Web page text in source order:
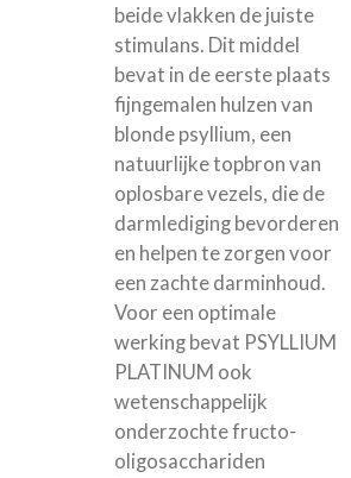
beide vlakken de juiste
stimulans. Dit middel
bevat in de eerste plaats
fijngemalen hulzen van
blonde psyllium, een
natuurlijke topbron van
oplosbare vezels, die de
darmlediging bevorderen
en helpen te zorgen voor
een zachte darminhoud.
Voor een optimale
werking bevat PSYLLIUM
PLATINUM ook
wetenschappelijk
onderzochte fructo-
oligosacchariden